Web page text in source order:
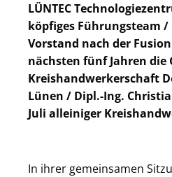
LÜNTEC
köpfiges Führungsteam
Vorstand nach der
nächsten fünf Jahren die
Kreishandwerkerschaft
Lünen / Dipl.-Ing.
Juli alleiniger
In ihrer gemeinsamen